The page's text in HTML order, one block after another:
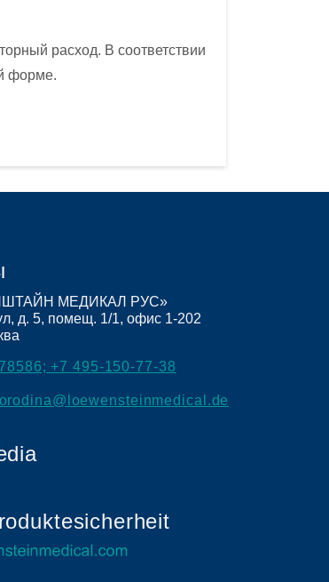
расход. В соответствии
форме.
МЕДИКАЛ РУС»
д. 5, помещ. 1/1, офис 1-202
+7 495-150-77-38